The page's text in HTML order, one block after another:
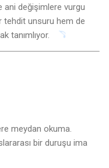
ani değişimlere vurgu
tehdit unsuru hem de
tanımlıyor.
meydan okuma.
bir duruşu ima
♫